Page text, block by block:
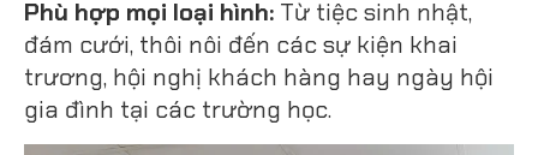
Phù hợp mọi loại hình: Từ tiệc sinh nhật,
đám cưới, thôi nôi đến các sự kiện khai
trương, hội nghị khách hàng hay ngày hội
gia đình tại các trường học.